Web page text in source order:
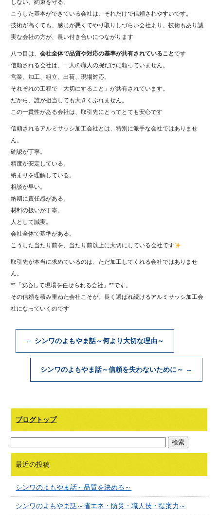
しない、約束を守る。
こうした基本ができている会社は、それだけで信頼されやすいです。
技術が高くても、感じが悪くてやり取りしづらい会社より、技術もあり誠
実な会社の方が、長い付き合いにつながります
八つ目は、会社全体で品質や対応の基準が共有されていることです
信頼される会社は、一人の職人の腕だけに頼っていません。
営業、加工、組立、出荷、現場対応。
それぞれの工程で「大切にすること」が共有されています。
だから、誰が担当しても大きくぶれません。
この一貫性がある会社は、取引先にとってとても安心です
信頼されるアルミサッシ加工会社とは、特別に派手な会社ではありませ
ん。
確認が丁寧。
精度が安定している。
納まりを理解している。
相談が早い。
納期に責任感がある。
材料の扱いが丁寧。
人として誠実。
会社全体で基準がある。
こうした当たり前を、当たり前以上に大切にしている会社です
取引先が本当に求めているのは、ただ加工してくれる会社ではありませ
ん。
**「安心して現場を任せられる会社」**です。
その信頼を積み重ねた会社こそが、長く選ばれ続けるアルミサッシ加工会
社になっていくのです
← シンワのよもやま話～何より大切な理由～
シンワのよもやま話～信頼を失わないために～ →
ブログトップ
最近の投稿
シンワのよもやま話～品質を決める～
シンワのよもやま話～省エネ・防災・職人技・提案力～